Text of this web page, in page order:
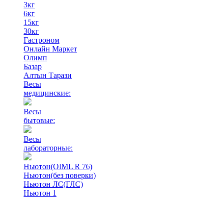
3кг
6кг
15кг
30кг
Гастроном
Онлайн Маркет
Олимп
Базар
Алтын Тарази
Весы
медицинские:
Весы
бытовые:
Весы
лабораторные:
Ньютон(OIML R 76)
Ньютон(без поверки)
Ньютон ЛС(ГЛС)
Ньютон 1